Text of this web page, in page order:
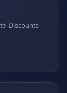
Discounts